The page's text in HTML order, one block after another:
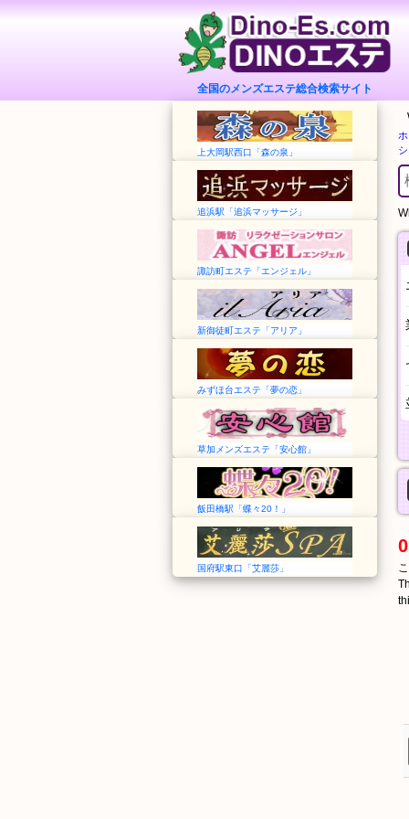
全国のメンズエステ総合検索サイト
上大岡駅西口「森の泉」
追浜駅「追浜マッサージ」
諏訪町エステ「エンジェル」
新御徒町エステ「アリア」
みずほ台エステ「夢の恋」
草加メンズエステ「安心館」
飯田橋駅「蝶々20！」
国府駅東口「艾麗莎」
0